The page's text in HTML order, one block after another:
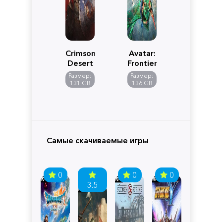
Crimson
Desert
Размер:
131 GB
Avatar:
Frontiers
of
Pandora
Размер:
136 GB
Самые скачиваемые игры
0
3.5
0 0